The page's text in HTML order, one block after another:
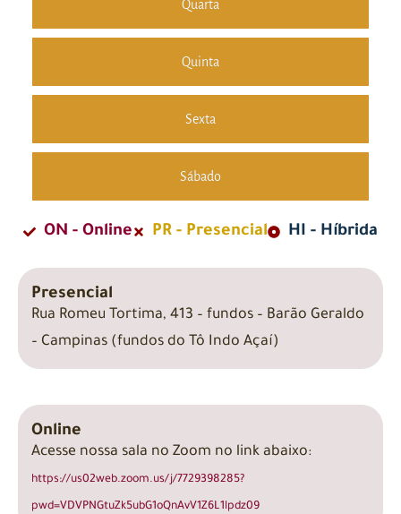
Quarta
Quinta
Sexta
Sábado
ON - Online PR - Presencial HI - Híbrida
Presencial
Rua Romeu Tortima, 413 – fundos – Barão Geraldo
– Campinas (fundos do Tô Indo Açaí)
Online
Acesse nossa sala no Zoom no link abaixo:
https://us02web.zoom.us/j/7729398285?
pwd=VDVPNGtuZk5ubG1oQnAvV1Z6L1lpdz09